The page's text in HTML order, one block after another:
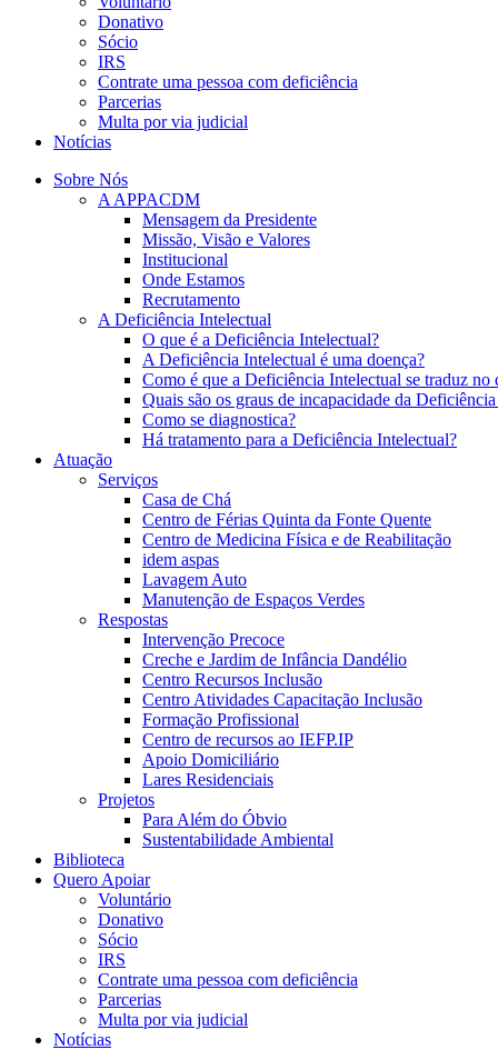
Donativo
Sócio
IRS
Contrate uma pessoa com deficiência
Parcerias
Multa por via judicial
Notícias
Sobre Nós
A APPACDM
Mensagem da Presidente
Missão, Visão e Valores
Institucional
Onde Estamos
Recrutamento
A Deficiência Intelectual
O que é a Deficiência Intelectual?
A Deficiência Intelectual é uma doença?
Como é que a Deficiência Intelectual se traduz no
Quais são os graus de incapacidade da
Como se diagnostica?
Há tratamento para a Deficiência Intelectual?
Atuação
Serviços
Casa de Chá
Centro de Férias Quinta da Fonte Quente
Centro de Medicina Física e de Reabilitação
idem aspas
Lavagem Auto
Manutenção de Espaços Verdes
Respostas
Intervenção Precoce
Creche e Jardim de Infância Dandélio
Centro Recursos Inclusão
Centro Atividades Capacitação Inclusão
Formação Profissional
Centro de recursos ao IEFP.IP
Apoio Domiciliário
Lares Residenciais
Projetos
Para Além do Óbvio
Sustentabilidade Ambiental
Biblioteca
Quero Apoiar
Voluntário
Donativo
Sócio
IRS
Contrate uma pessoa com deficiência
Parcerias
Multa por via judicial
Notícias